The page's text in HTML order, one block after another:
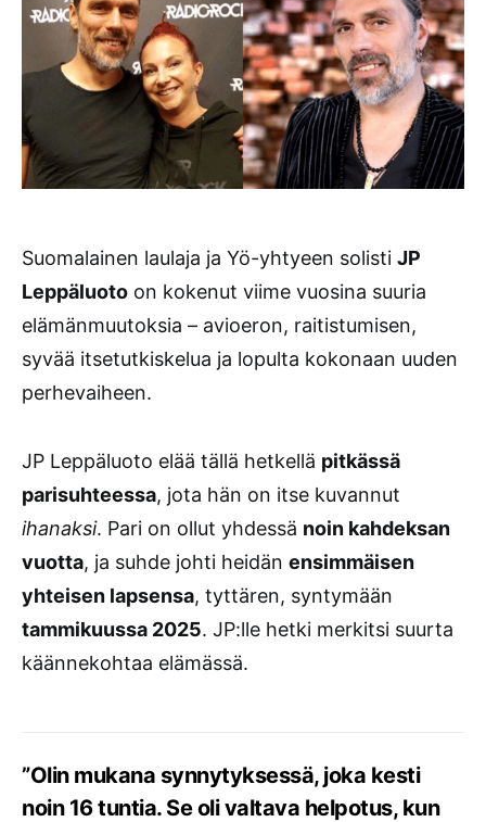
Suomalainen laulaja ja Yö-yhtyeen solisti JP
Leppäluoto on kokenut viime vuosina suuria
elämänmuutoksia – avioeron, raitistumisen,
syvää itsetutkiskelua ja lopulta kokonaan uuden
perhevaiheen.
JP Leppäluoto elää tällä hetkellä pitkässä
parisuhteessa, jota hän on itse kuvannut
ihanaksi. Pari on ollut yhdessä noin kahdeksan
vuotta, ja suhde johti heidän ensimmäisen
yhteisen lapsensa, tyttären, syntymään
tammikuussa 2025. JP:lle hetki merkitsi suurta
käännekohtaa elämässä.
”Olin mukana synnytyksessä, joka kesti
noin 16 tuntia. Se oli valtava helpotus, kun